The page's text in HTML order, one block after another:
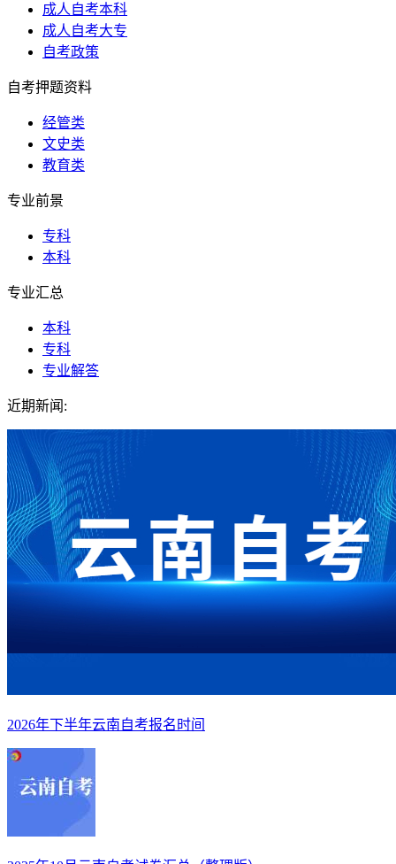
成人自考本科
成人自考大专
自考政策
自考押题资料
经管类
文史类
教育类
专业前景
专科
本科
专业汇总
本科
专科
专业解答
近期新闻:
2026年下半年云南自考报名时间